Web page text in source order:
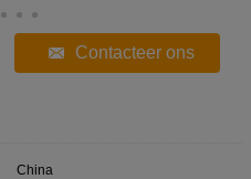
Contacteer ons
China